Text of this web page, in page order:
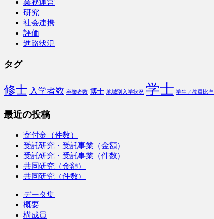
業務運営
研究
社会連携
評価
進路状況
タグ
修士 入学者数 卒業者数 博士 地域別入学状況 学士 学生／教員比率
最近の投稿
寄付金（件数）
受託研究・受託事業（金額）
受託研究・受託事業（件数）
共同研究（金額）
共同研究（件数）
データ集
概要
構成員